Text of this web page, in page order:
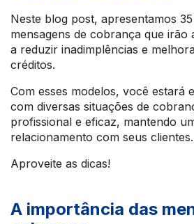
Neste blog post, apresentamos
mensagens de cobrança que irão
a reduzir inadimplências e
créditos.
Com esses modelos, você estará
com diversas situações de
profissional e eficaz, mantendo
relacionamento com seus clientes.
Aproveite as dicas!
A importância das